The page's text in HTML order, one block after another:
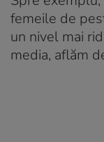
femeile de
un nivel mai
media, aflăm